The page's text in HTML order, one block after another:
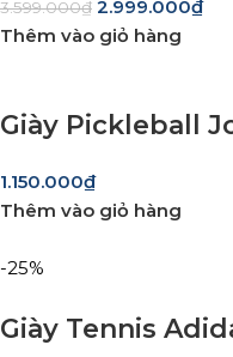
3.599.000₫ 2.999.000₫
Thêm vào giỏ hàng
Giày Pickleball
1.150.000₫
Thêm vào giỏ hàng
-25%
Giày Tennis